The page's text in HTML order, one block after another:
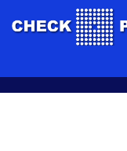
para